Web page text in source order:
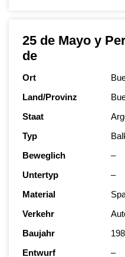
25 de Mayo y
de
Ort
Land/Provinz
Staat
Typ
Beweglich
–
Untertyp
–
Material
Verkehr
Baujahr
Entwurf
–